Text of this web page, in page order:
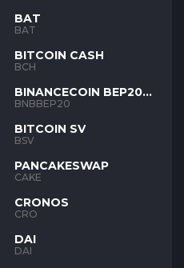
BAT
BAT
BITCOIN CASH
BCH
BINANCECOIN BEP20
BNB
BNBBEP20
BITCOIN SV
BSV
PANCAKESWAP
CAKE
CRONOS
CRO
DAI
DAI